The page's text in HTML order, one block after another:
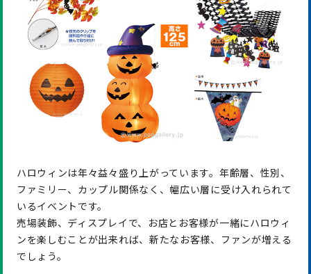
ハロウィンは年々益々盛り上がっています。年齢層、性別、
ファミリー、カップル関係なく、幅広い層に受け入れられて
いるイベントです。
売場装飾、ディスプレイで、お店とお客様が一緒にハロウィ
ンを楽しむことが出来れば、新たなお客様、ファンが増える
でしょう。